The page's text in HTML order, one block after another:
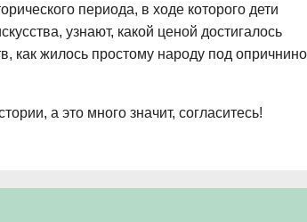
периода, в ходе которого дети
узнают, какой ценой достигалось
как жилось простому народу под
а это много значит, согласитесь!